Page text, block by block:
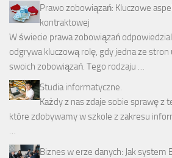
Prawo zobowiązań: Kluczowe
kontraktowej
W świecie prawa zobowiązań
odgrywa kluczową rolę, gdy jedna ze
swoich zobowiązań. Tego rodzaju …
Studia informatyczne.
Każdy z nas zdaje sobie sprawę z
które zdobywamy w szkole z zakresu
…
Biznes w erze danych: Jak system